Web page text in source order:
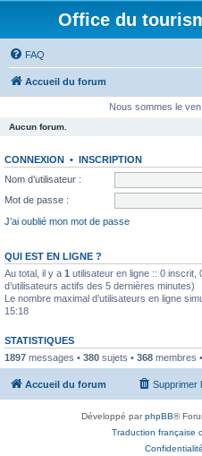
Office du
FAQ
Accueil du forum
Nous sommes le
Aucun forum.
CONNEXION • INSCRIPTION
Nom d’utilisateur :
Mot de passe :
J’ai oublié mon mot de passe
QUI EST EN LIGNE ?
Au total, il y a 1 utilisateur en ligne :: 0 inscrit,
d’utilisateurs actifs des 5 dernières minutes)
Le nombre maximal d’utilisateurs en ligne
15:18
STATISTIQUES
1897 messages • 380 sujets • 368 membres
Accueil du forum Supprimer
Développé parphpBB®
Traduction française
Confidentialité